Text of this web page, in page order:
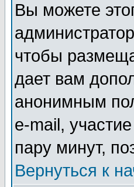
Вы можете
чтобы
дает вам
анонимным
e-mail,
пару минут,
Вернуться к